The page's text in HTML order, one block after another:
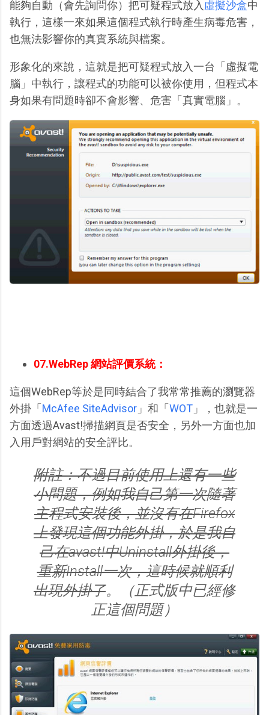
能夠自動（會先詢問你）把可疑程式放入 虛擬沙盒中
執行，這樣一來如果這個程式執行時產生病毒危害，
也無法影響你的真實系統與檔案。
形象化的來說，這就是把可疑程式放入一台「虛擬電
腦」中執行，讓程式的功能可以被你使用，但程式本
身如果有問題時卻不會影響、危害「真實電腦」。
07.WebRep 網站評價系統：
這個WebRep等於是同時結合了我常常推薦的瀏覽器
外掛「 McAfee SiteAdvisor 」和「 WOT 」，也就是一
方面透過Avast!掃描網頁是否安全，另外一方面也加
入用戶對網站的安全評比。
附註：不過目前使用上還有一些
小問題，例如我自己第一次隨著
主程式安裝後，並沒有在Firefox
上發現這個功能外掛，於是我自
己在avast!中Uninstall外掛後，
重新Install一次，這時候就順利
出現外掛了。（正式版中已經修
正這個問題）